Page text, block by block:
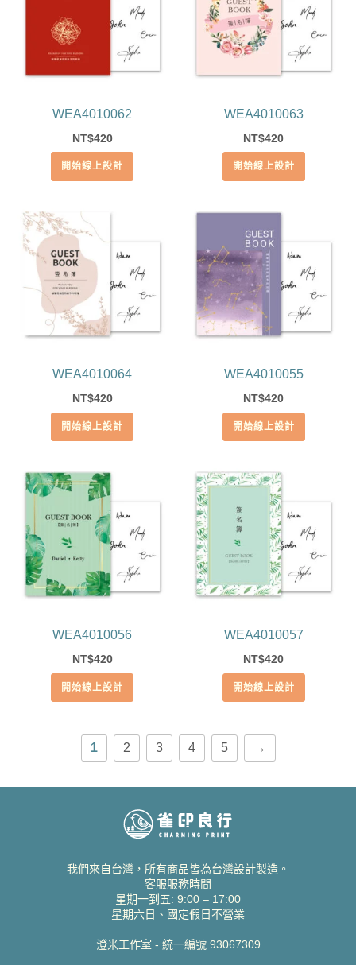
WEA4010062
NT$420
開始線上設計
WEA4010063
NT$420
開始線上設計
WEA4010064
NT$420
開始線上設計
WEA4010055
NT$420
開始線上設計
WEA4010056
NT$420
開始線上設計
WEA4010057
NT$420
開始線上設計
1 2 3 4 5 →
我們來自台灣，所有商品皆為台灣設計製造。
客服服務時間
星期一到五: 9:00 – 17:00
星期六日、國定假日不營業
澄米工作室 - 統一編號 93067309